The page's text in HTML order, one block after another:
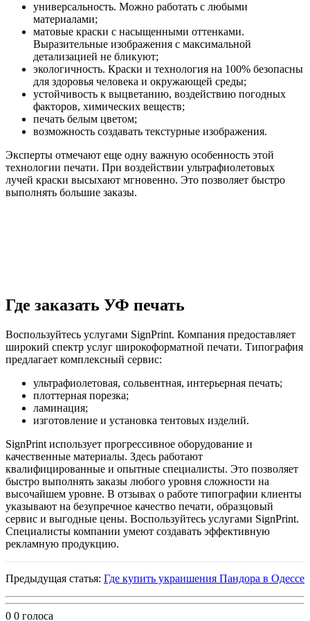
универсальность. Можно работать с любыми
материалами;
матовые краски с насыщенными оттенками.
Выразительные изображения с максимальной
детализацией не бликуют;
экологичность. Краски и технология на 100% безопасны
для здоровья человека и окружающей среды;
устойчивость к выцветанию, воздействию погодных
факторов, химических веществ;
печать белым цветом;
возможность создавать текстурные изображения.
Эксперты отмечают еще одну важную особенность этой
технологии печати. При воздействии ультрафиолетовых
лучей краски высыхают мгновенно. Это позволяет быстро
выполнять большие заказы.
Где заказать УФ печать
Воспользуйтесь услугами SignPrint. Компания предоставляет
широкий спектр услуг широкоформатной печати. Типография
предлагает комплексный сервис:
ультрафиолетовая, сольвентная, интерьерная печать;
плоттерная порезка;
ламинация;
изготовление и установка тентовых изделий.
SignPrint использует прогрессивное оборудование и
качественные материалы. Здесь работают
квалифицированные и опытные специалисты. Это позволяет
быстро выполнять заказы любого уровня сложности на
высочайшем уровне. В отзывах о работе типографии клиенты
указывают на безупречное качество печати, образцовый
сервис и выгодные цены. Воспользуйтесь услугами SignPrint.
Специалисты компании умеют создавать эффективную
рекламную продукцию.
Предыдущая статья: Где купить украишения Пандора в Одессе
0 0 голоса